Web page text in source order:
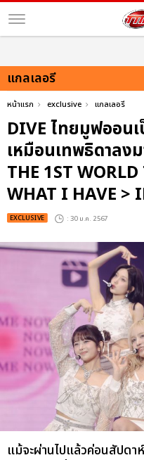
แกลเลอรี
หน้าแรก exclusive แกลเลอรี
DIVE ไทยมูฟออน
เหมือนเทพธิดาลง
THE 1ST
WHAT I HAVE >
EXCLUSIVE : 30 ม.ค. 2567
แม้จะผ่านไปแล้วค่อนสัปดา